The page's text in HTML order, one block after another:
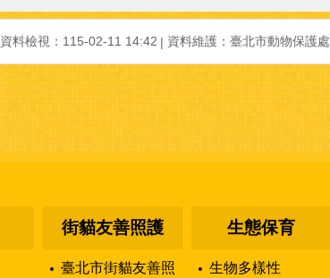
資料檢視：115-02-11 14:42 資料維護：臺北市動物保護處
街貓友善照護
臺北市街貓友善照
生態保育
生物多樣性